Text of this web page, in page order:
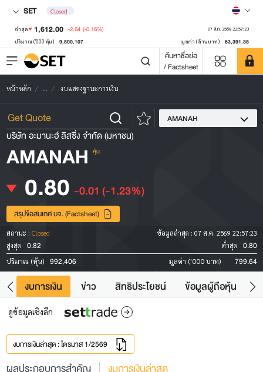
SET Closed
ล่าสุด 1,612.00 -2.64 (-0.16%) 07 ส.ค. 2569 22:57:23
ปริมาณ ('000 หุ้น) 9,800,107 มูลค่า (ล้านบาท) 63,391.38
ค้นหาชื่อย่อ
/ Factsheet
หน้าหลัก ... งบแสดงฐานะการเงิน
AMANAH
บริษัท อะมานะฮ์ ลิสซิ่ง จำกัด (มหาชน)
AMANAH หุ้น
0.80 -0.01 (-1.23%)
สรุปข้อสนเทศ บจ. (Factsheet)
สถานะ : Closed ข้อมูลล่าสุด : 07 ส.ค. 2569 22:57:23
สูงสุด
0.82 ต่ำสุด 0.80
ปริมาณ (หุ้น) 992,406 มูลค่า ('000 บาท) 799.64
งบการเงิน ข่าว สิทธิประโยชน์ ข้อมูลผู้ถือหุ้น
ดูข้อมูลเชิงลึก
งบการเงินล่าสุด : ไตรมาส 1/2569